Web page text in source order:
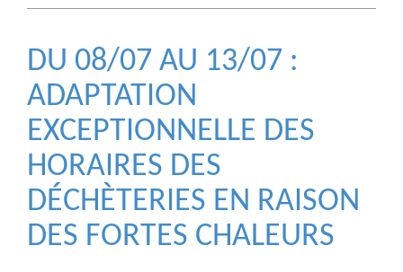
DU 08/07 AU 13/07 :
ADAPTATION
EXCEPTIONNELLE DES
HORAIRES DES
DÉCHÈTERIES EN RAISON
DES FORTES CHALEURS